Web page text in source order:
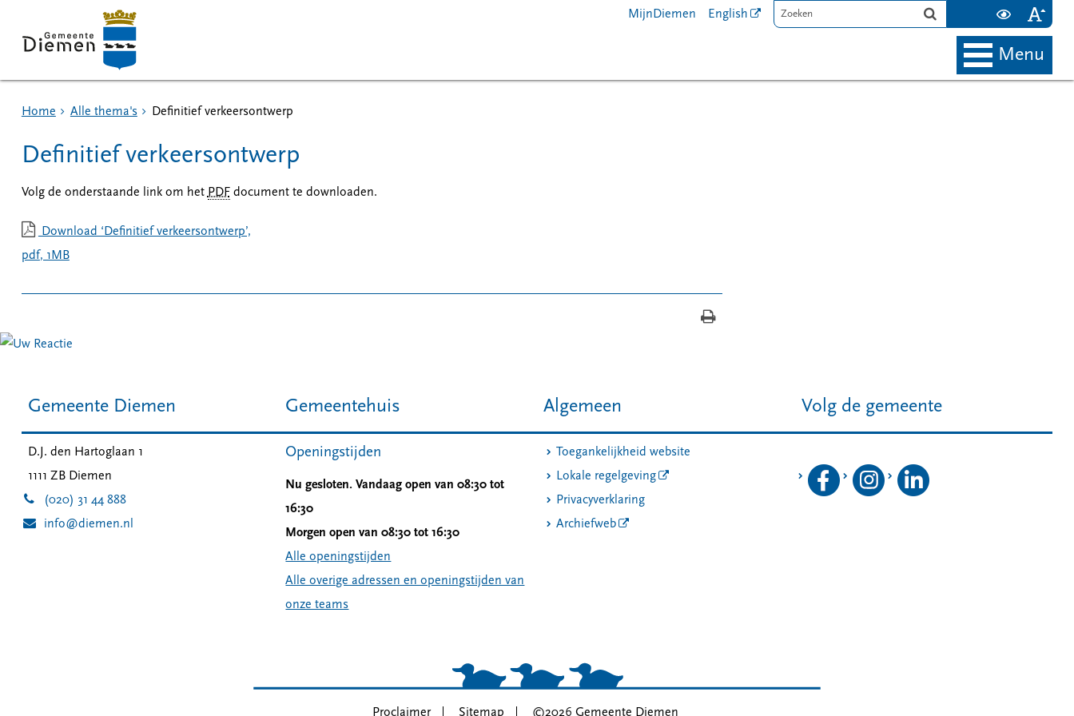
MijnDiemen English
menu
Home Alle thema's Definitief verkeersontwerp
Definitief verkeersontwerp
Volg de onderstaande link om het PDF document te downloaden.
Download ‘Definitief verkeersontwerp’,
pdf, 1MB
Gemeente Diemen
D.J. den Hartoglaan 1
1111 ZB Diemen
(020) 31 44 888
info@diemen.nl
Gemeentehuis
Openingstijden
Nu gesloten. Vandaag open van 08:30 tot
16:30
Morgen open van 08:30 tot 16:30
Alle openingstijden
Alle overige adressen en openingstijden van
onze teams
Algemeen
Toegankelijkheid website
Lokale regelgeving
Privacyverklaring
Archiefweb
Volg de gemeente
Proclaimer Sitemap ©2026 Gemeente Diemen